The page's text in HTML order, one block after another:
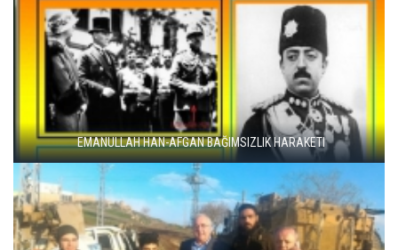
EMANULLAH HAN-AFGAN BAĞIMSIZLIK HARAKETI